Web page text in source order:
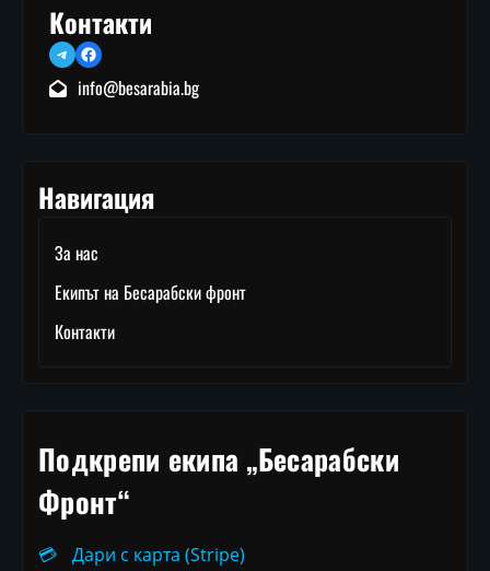
Контакти
TelegramFacebook
info@besarabia.bg
Навигация
За нас
Екипът на Бесарабски фронт
Контакти
Подкрепи екипа „Бесарабски
Фронт“
💳 Дари с карта (Stripe)